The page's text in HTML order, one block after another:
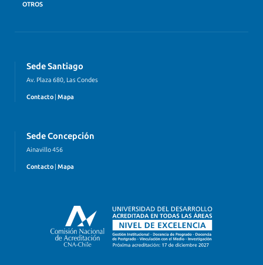
OTROS
Sede Santiago
Av. Plaza 680, Las Condes
Contacto Mapa
Sede Concepción
Ainavillo 456
Contacto | Mapa